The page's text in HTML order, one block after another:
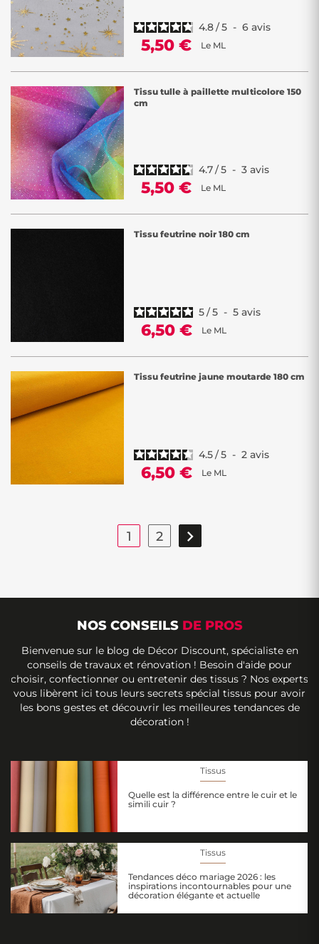
4.8/5 - 6 avis
5,50 € Le ML
Tissu tulle à paillette multicolore 150
cm
4.7/5 - 3 avis
5,50 € Le ML
Tissu feutrine noir 180 cm
5/5 - 5 avis
6,50 € Le ML
Tissu feutrine jaune moutarde 180 cm
4.5/5 - 2 avis
6,50 € Le ML
1 2 
NOS CONSEILS DE PROS
Bienvenue sur le blog de Décor Discount, spécialiste en
conseils de travaux et rénovation ! Besoin d'aide pour
choisir, confectionner ou entretenir des tissus ? Nos experts
vous libèrent ici tous leurs secrets spécial tissus pour avoir
les bons gestes et découvrir les meilleures tendances de
décoration !
Tissus
Quelle est la différence entre le cuir et le
simili cuir ?
Tissus
Tendances déco mariage 2026 : les
inspirations incontournables pour une
décoration élégante et actuelle